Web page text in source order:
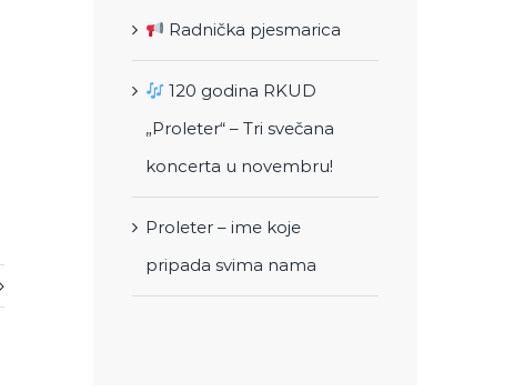
Radnička pjesmarica
120 godina RKUD
„Proleter“ – Tri svečana
koncerta u novembru!
Proleter – ime koje
pripada svima nama